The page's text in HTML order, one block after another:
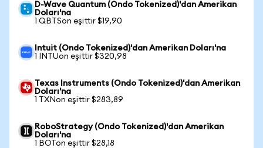
D-Wave Quantum (Ondo Tokenized)'dan Amerikan
Doları'na
1 QBTSon eşittir $19,90
Intuit (Ondo Tokenized)'dan Amerikan Doları'na
1 INTUon eşittir $320,98
Texas Instruments (Ondo Tokenized)'dan Amerikan
Doları'na
1 TXNon eşittir $283,89
RoboStrategy (Ondo Tokenized)'dan Amerikan
Doları'na
1 BOTon eşittir $28,18